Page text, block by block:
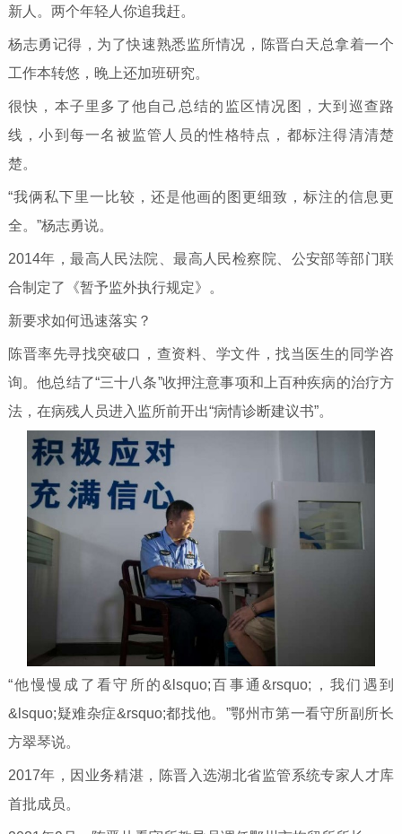
新人。两个年轻人你追我赶。
杨志勇记得，为了快速熟悉监所情况，陈晋白天总拿着一个
工作本转悠，晚上还加班研究。
很快，本子里多了他自己总结的监区情况图，大到巡查路
线，小到每一名被监管人员的性格特点，都标注得清清楚
楚。
“我俩私下里一比较，还是他画的图更细致，标注的信息更
全。”杨志勇说。
2014年，最高人民法院、最高人民检察院、公安部等部门联
合制定了《暂予监外执行规定》。
新要求如何迅速落实？
陈晋率先寻找突破口，查资料、学文件，找当医生的同学咨
询。他总结了“三十八条”收押注意事项和上百种疾病的治疗方
法，在病残人员进入监所前开出“病情诊断建议书”。
“他慢慢成了看守所的&lsquo;百事通&rsquo;，我们遇到
&lsquo;疑难杂症&rsquo;都找他。”鄂州市第一看守所副所长
方翠琴说。
2017年，因业务精湛，陈晋入选湖北省监管系统专家人才库
首批成员。